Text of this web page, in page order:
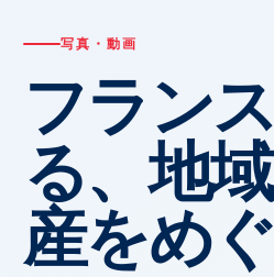
写真・動画
フラン
る、地
産をめ